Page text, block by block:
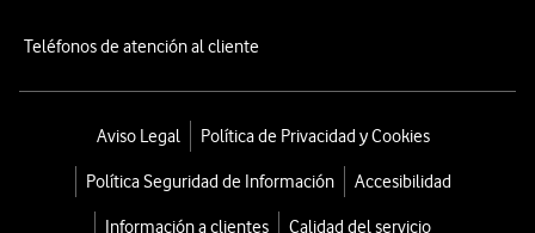
Teléfonos de atención al cliente
Aviso Legal Política de Privacidad y Cookies
Política Seguridad de Información Accesibilidad
Información a clientes Calidad del servicio